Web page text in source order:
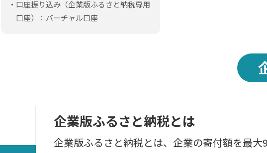
口座振り込み（企業版ふるさと納税専用
口座）：バーチャル口座
企業版ふるさと納税とは
企業版ふるさと納税とは、企業の寄付額を最